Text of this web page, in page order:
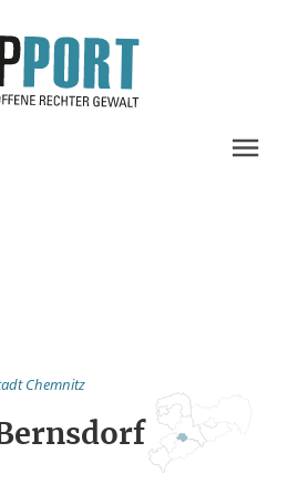
Chemnitz